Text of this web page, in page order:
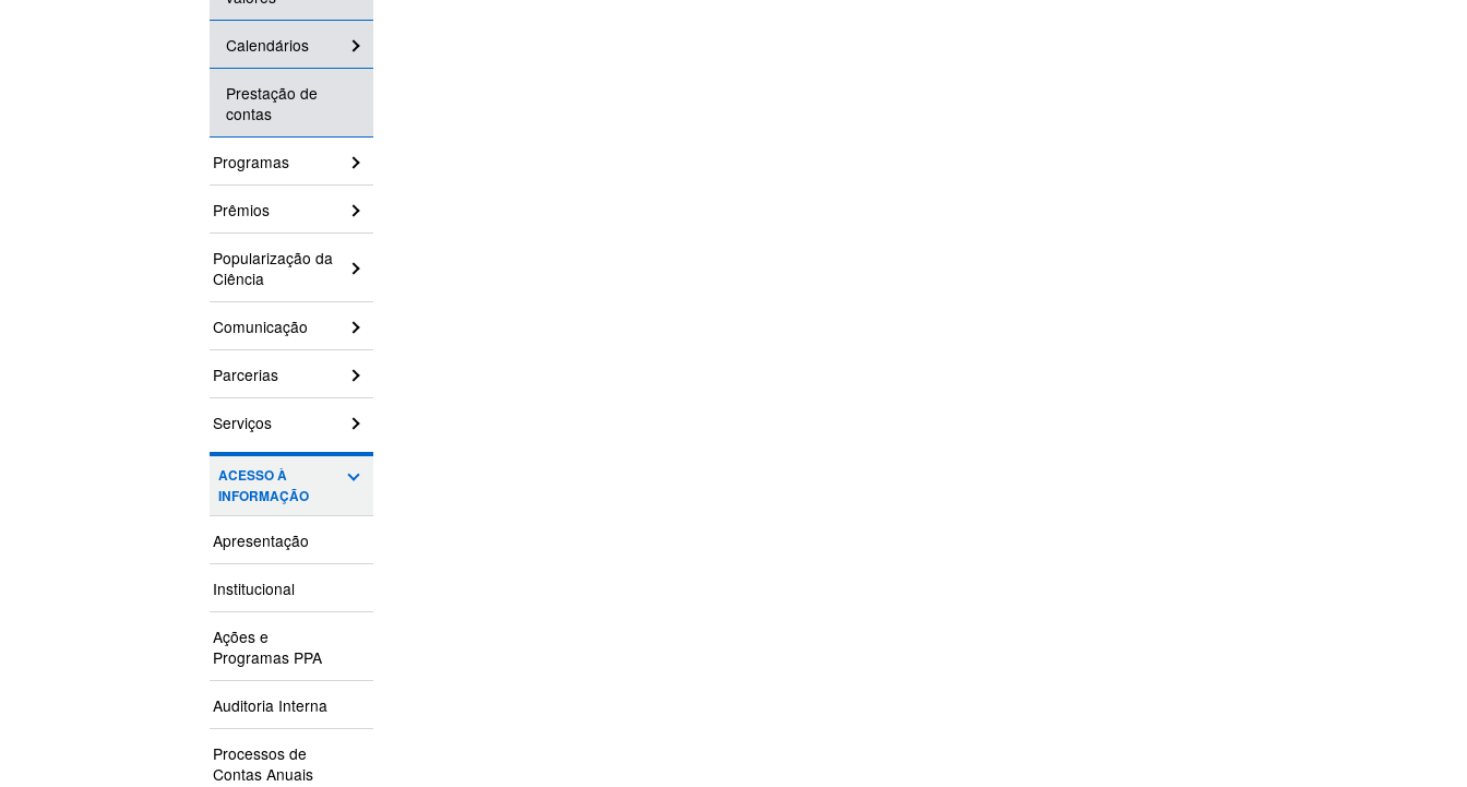
Calendários
Prestação de
contas
Programas
Prêmios
Popularização da
Ciência
Comunicação
Parcerias
Serviços
ACESSO À
INFORMAÇÃO
Apresentação
Institucional
Ações e
Programas PPA
Auditoria Interna
Processos de
Contas Anuais